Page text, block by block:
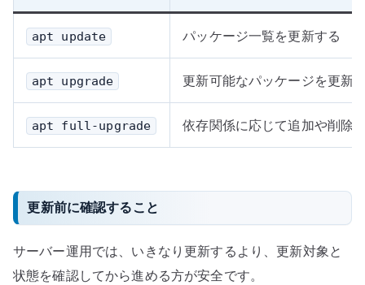
apt update パッケージ一覧を更新する
apt upgrade 更新可能なパッケージを更新
apt full-upgrade 依存関係に応じて追加や削除
更新前に確認すること
サーバー運用では、いきなり更新するより、更新対象と
状態を確認してから進める方が安全です。